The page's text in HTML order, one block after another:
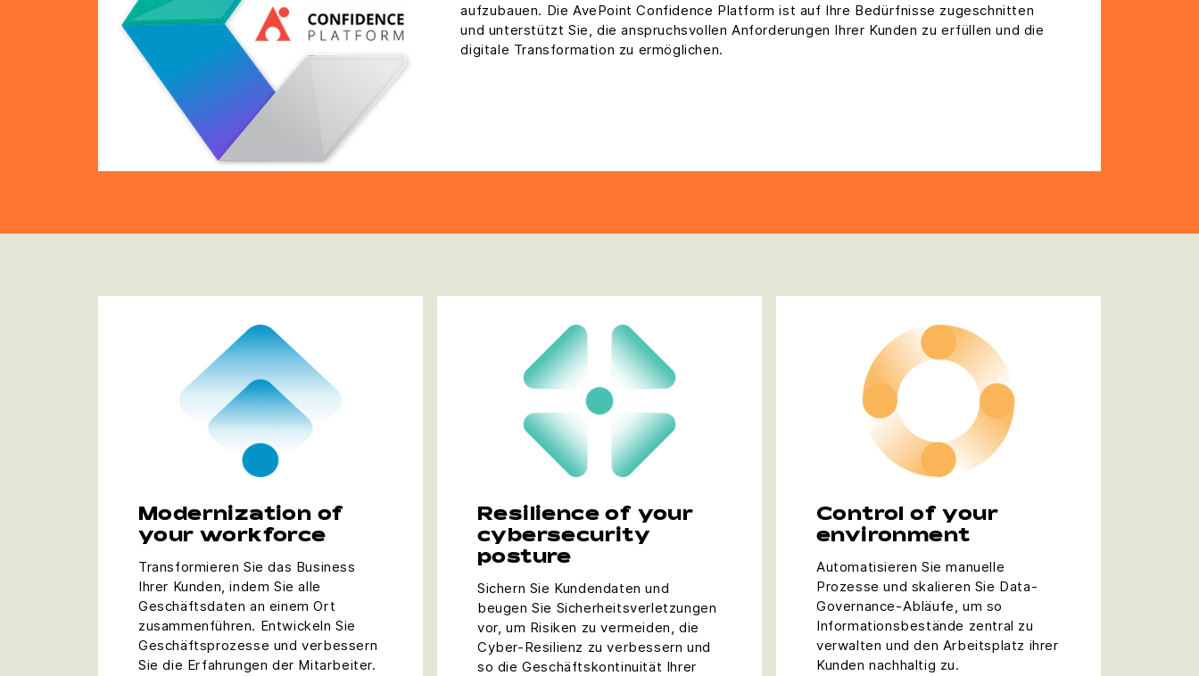
aufzubauen. Die AvePoint Confidence Platform ist auf Ihre Bedürfnisse zugeschnitten
und unterstützt Sie, die anspruchsvollen Anforderungen Ihrer Kunden zu erfüllen und die
digitale Transformation zu ermöglichen.
Modernization ​​of
your workforce
Transformieren Sie das Business
Ihrer Kunden, indem Sie alle
Geschäftsdaten an einem Ort
zusammenführen. Entwickeln Sie
Geschäftsprozesse und verbessern
Sie die Erfahrungen der Mitarbeiter.
Resilience ​​of your
cybersecurity
posture
Sichern Sie Kundendaten und
beugen Sie Sicherheitsverletzungen
vor, um Risiken zu vermeiden, die
Cyber-Resilienz zu verbessern und
so die Geschäftskontinuität Ihrer
Control ​​of your
environment
Automatisieren Sie manuelle
Prozesse und skalieren Sie Data-
Governance-Abläufe, um so
Informationsbestände zentral zu
verwalten und den Arbeitsplatz ihrer
Kunden nachhaltig zu.